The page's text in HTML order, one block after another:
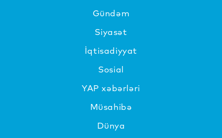
Gündəm
Siyasət
İqtisadiyyat
Sosial
YAP xəbərləri
Müsahibə
Dünya